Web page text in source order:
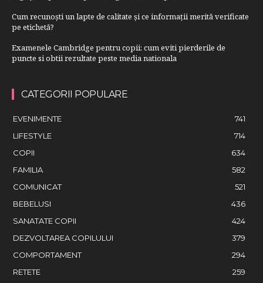
Cum recunoști un lapte de calitate și ce informații merită verificate
pe etichetă?
Examenele Cambridge pentru copii: cum eviti pierderile de
puncte si obtii rezultate peste media nationala
CATEGORII POPULARE
EVENIMENTE
741
LIFESTYLE
714
COPII
634
FAMILIA
582
COMUNICAT
521
BEBELUSI
436
SANATATE COPII
424
DEZVOLTAREA COPILULUI
379
COMPORTAMENT
294
RETETE
259